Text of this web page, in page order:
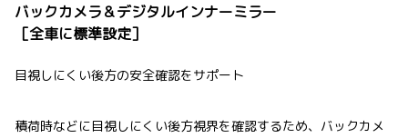
バックカメラ＆デジタルインナーミラー
［全車に標準設定］
目視しにくい後方の安全確認をサポート
積荷時などに目視しにくい後方視界を確認するため、バックカメ